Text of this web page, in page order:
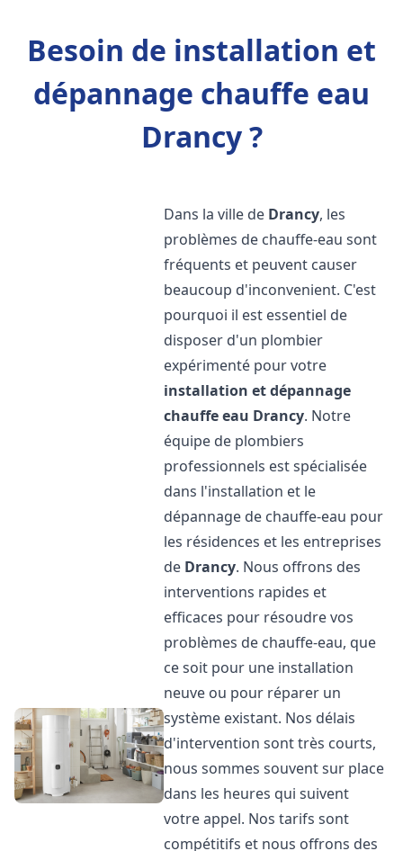
Besoin de installation et
dépannage chauffe eau
Drancy ?
Dans la ville de Drancy, les
problèmes de chauffe-eau sont
fréquents et peuvent causer
beaucoup d'inconvenient. C'est
pourquoi il est essentiel de
disposer d'un plombier
expérimenté pour votre
installation et dépannage
chauffe eau Drancy. Notre
équipe de plombiers
professionnels est spécialisée
dans l'installation et le
dépannage de chauffe-eau pour
les résidences et les entreprises
de Drancy. Nous offrons des
interventions rapides et
efficaces pour résoudre vos
problèmes de chauffe-eau, que
ce soit pour une installation
neuve ou pour réparer un
système existant. Nos délais
d'intervention sont très courts,
nous sommes souvent sur place
dans les heures qui suivent
votre appel. Nos tarifs sont
compétitifs et nous offrons des